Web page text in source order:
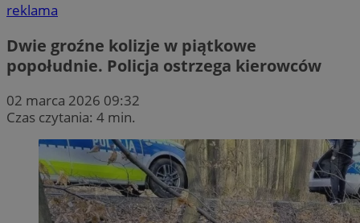
reklama
Dwie groźne kolizje w piątkowe
popołudnie. Policja ostrzega kierowców
02 marca 2026 09:32
Czas czytania: 4 min.